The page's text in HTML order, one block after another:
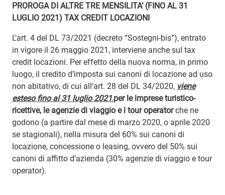
PROROGA DI ALTRE TRE MENSILITA’ (FINO AL 31
LUGLIO 2021) TAX CREDIT LOCAZIONI
L’art. 4 del DL 73/2021 (decreto “Sostegni-bis”), entrato
in vigore il 26 maggio 2021, interviene anche sul tax
credit locazioni. Per effetto della nuova norma, in primo
luogo, il credito d’imposta sui canoni di locazione ad uso
non abitativo, di cui all’art. 28 del DL 34/2020, viene
esteso fino al 31 luglio 2021,per le imprese turistico-
ricettive, le agenzie di viaggio e i tour operatorche ne
godono (a partire dal mese di marzo 2020, o aprile 2020
se stagionali), nella misura del 60% sui canoni di
locazione, concessione o leasing, ovvero del 50% sui
canoni di affitto d’azienda (30% agenzie di viaggio e tour
operator).